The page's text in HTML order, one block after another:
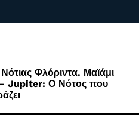
Φλόριντα. Μαϊάμι
Jupiter: Ο Νότος που